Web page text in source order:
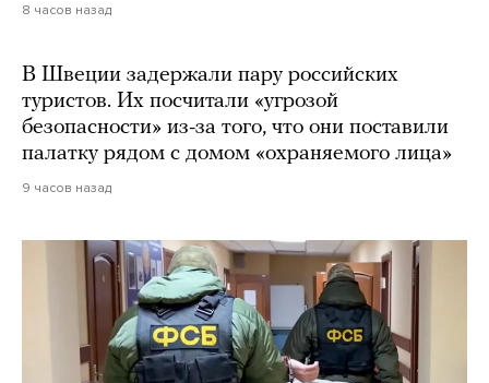
8 часов назад
В Швеции задержали пару российских
туристов. Их посчитали «угрозой
безопасности» из-за того, что они поставили
палатку рядом с домом «охраняемого лица»
9 часов назад